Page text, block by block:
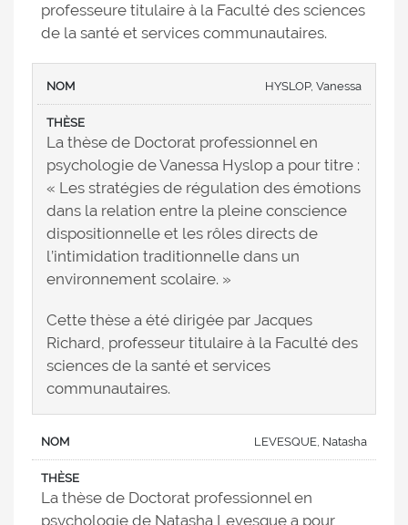
professeure titulaire à la Faculté des sciences
de la santé et services communautaires.
HYSLOP, Vanessa
La thèse de Doctorat professionnel en
psychologie de Vanessa Hyslop a pour titre :
« Les stratégies de régulation des émotions
dans la relation entre la pleine conscience
dispositionnelle et les rôles directs de
l’intimidation traditionnelle dans un
environnement scolaire. »
Cette thèse a été dirigée par Jacques
Richard, professeur titulaire à la Faculté des
sciences de la santé et services
communautaires.
LEVESQUE, Natasha
La thèse de Doctorat professionnel en
psychologie de Natasha Levesque a pour